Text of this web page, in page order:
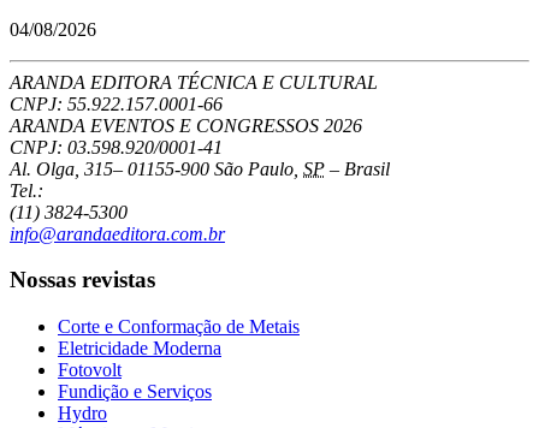
04/08/2026
ARANDA EDITORA TÉCNICA E CULTURAL
CNPJ: 55.922.157.0001-66
ARANDA EVENTOS E CONGRESSOS 2026
CNPJ: 03.598.920/0001-41
Al. Olga, 315– 01155-900 São Paulo SP – Brasil
Tel.:
(11) 3824-5300
info@arandaeditora.com.br
Nossas revistas
Corte e Conformação de Metais
Eletricidade Moderna
Fotovolt
Fundição e Serviços
Hydro